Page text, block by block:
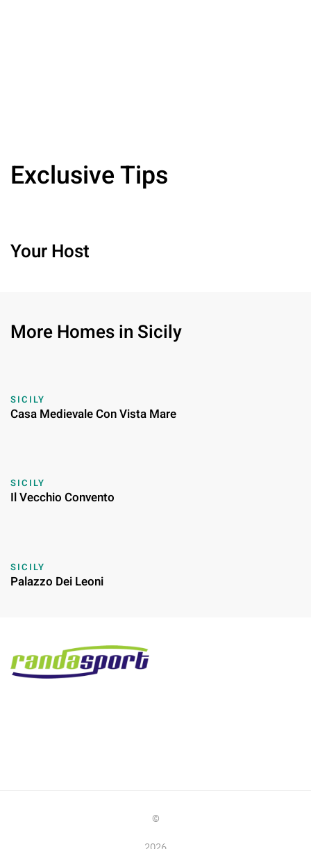
Exclusive Tips
Your Host
More Homes in Sicily
SICILY
Casa Medievale Con Vista Mare
SICILY
Il Vecchio Convento
SICILY
Palazzo Dei Leoni
©